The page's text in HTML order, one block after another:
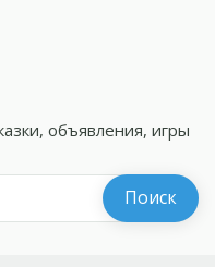
объявления, игры